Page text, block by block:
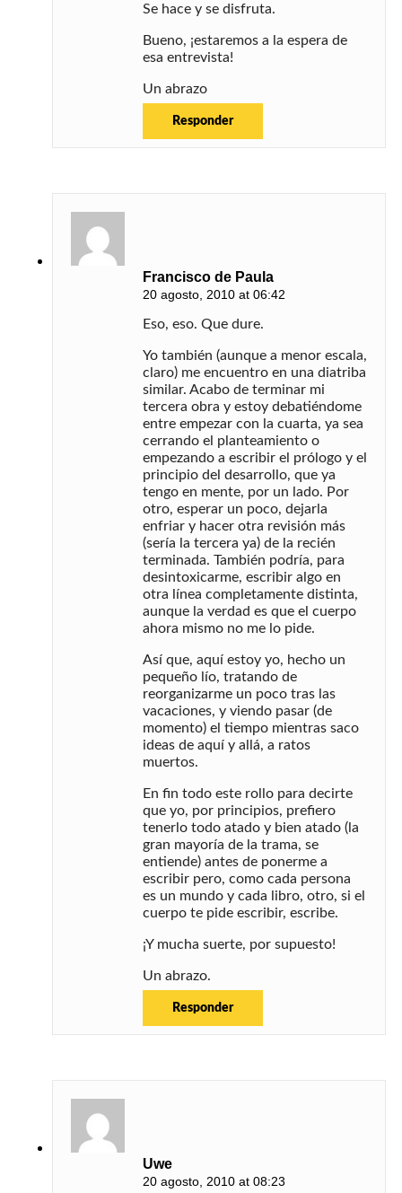
Se hace y se disfruta.
Bueno, ¡estaremos a la espera de
esa entrevista!
Un abrazo
Responder
Francisco de Paula
20 agosto, 2010 at 06:42
Eso, eso. Que dure.
Yo también (aunque a menor escala,
claro) me encuentro en una diatriba
similar. Acabo de terminar mi
tercera obra y estoy debatiéndome
entre empezar con la cuarta, ya sea
cerrando el planteamiento o
empezando a escribir el prólogo y el
principio del desarrollo, que ya
tengo en mente, por un lado. Por
otro, esperar un poco, dejarla
enfriar y hacer otra revisión más
(sería la tercera ya) de la recién
terminada. También podría, para
desintoxicarme, escribir algo en
otra línea completamente distinta,
aunque la verdad es que el cuerpo
ahora mismo no me lo pide.
Así que, aquí estoy yo, hecho un
pequeño lío, tratando de
reorganizarme un poco tras las
vacaciones, y viendo pasar (de
momento) el tiempo mientras saco
ideas de aquí y allá, a ratos
muertos.
En fin todo este rollo para decirte
que yo, por principios, prefiero
tenerlo todo atado y bien atado (la
gran mayoría de la trama, se
entiende) antes de ponerme a
escribir pero, como cada persona
es un mundo y cada libro, otro, si el
cuerpo te pide escribir, escribe.
¡Y mucha suerte, por supuesto!
Un abrazo.
Responder
Uwe
20 agosto, 2010 at 08:23